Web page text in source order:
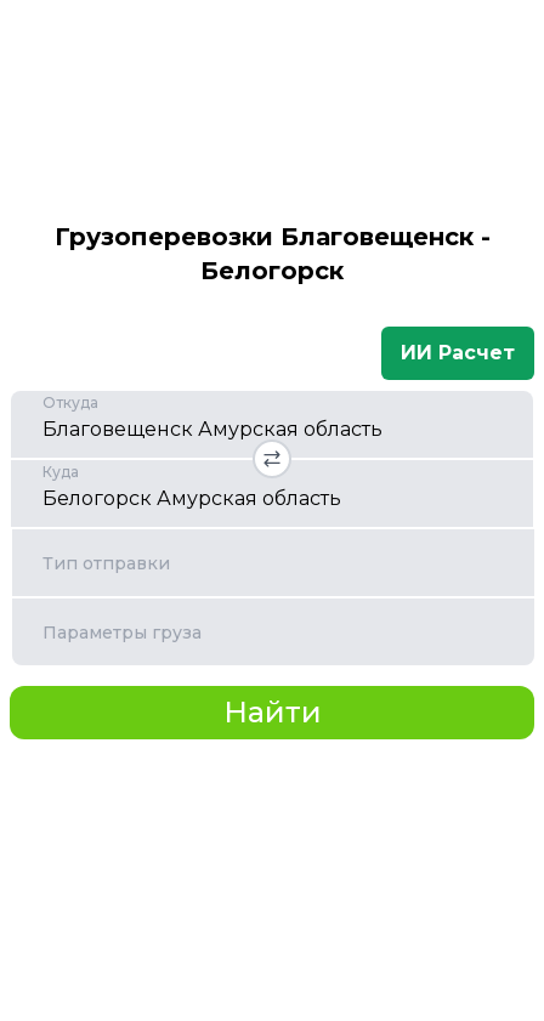
Грузоперевозки Благовещенск -
Белогорск
ИИ Расчет
Откуда
Куда
Тип отправки
Параметры груза
Найти